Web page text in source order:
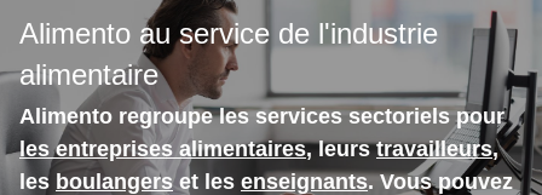
EQUIPE
CONTACT
Alimento au service de l'industrie
alimentaire
Alimento regroupe les services sectoriels pour
les entreprises alimentaires, leurstravailleurs,
les boulangerset les enseignants. Vous pouvez